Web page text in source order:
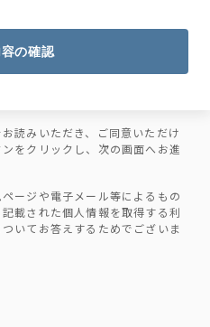
の確認
お読みいただき、ご同意いただけ
をクリックし、次の画面へお進
ージや電子メール等によるもの
載された個人情報を取得する利
いてお答えするためでございま